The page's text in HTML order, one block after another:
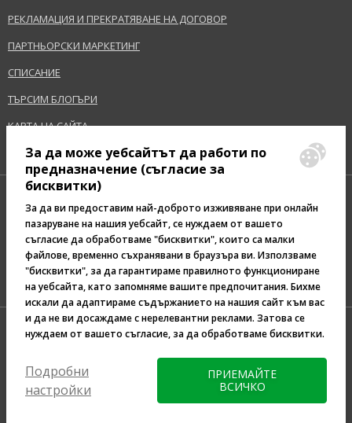
РЕКЛАМАЦИЯ И ПРЕКРАТЯВАНЕ НА ДОГОВОР
ПАРТНЬОРСКИ МАРКЕТИНГ
СПИСАНИЕ
ТЪРСИМ БЛОГЪРИ
КАРТА НА САЙТА
Pazaruvaj - Надежден
помощник за покупки
За да може уебсайтът да работи по
предназначение (съгласие за
бисквитки)
За да ви предоставим най-доброто изживяване при онлайн
пазаруване на нашия уебсайт, се нуждаем от вашето
съгласие да обработваме "бисквитки", които са малки
файлове, временно съхранявани в браузъра ви. Използваме
"бисквитки", за да гарантираме правилното функциониране
на уебсайта, като запомняме вашите предпочитания. Бихме
искали да адаптираме съдържанието на нашия сайт към вас
и да не ви досаждаме с нерелевантни реклами. Затова се
нуждаем от вашето съгласие, за да обработваме бисквитки.
Подробни
настройки
ПРИЕМАЙТЕ
ВСИЧКО